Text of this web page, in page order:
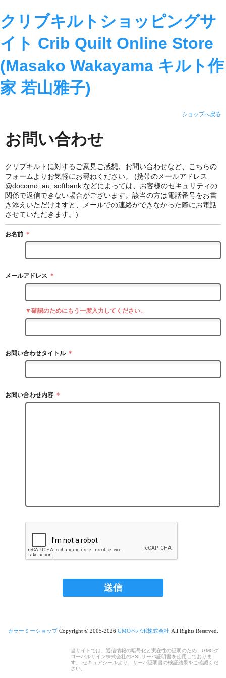
クリブキルトショッピングサ
イト Crib Quilt Online Store
(Masako Wakayama キルト作
家 若山雅子)
ショップへ戻る
お問い合わせ
クリブキルトに対するご意見ご感想、お問い合わせなど、こちらの
フォームよりお気軽にお尋ねください。 (携帯のメールアドレス
@docomo, au, softbank などによっては、お客様のセキュリティの
関係で返信できない場合がございます。該当の方は電話番号をお書
き添えいただけますと、メールでの連絡ができなかった際にお電話
させていただきます。)
お名前 ＊
メールアドレス ＊
▼確認のためにもう一度入力してください。
お問い合わせタイトル ＊
お問い合わせ内容 ＊
カラーミーショップCopyright © 2005-2026 GMOペパボ株式会社 All Rights Reserved.
当サイトでは、通信情報の暗号化と実在性の証明のため、GMOグ
ローバルサイン株式会社のSSLサーバ証明書を使用しておりま
す。 セキュアシールより、サーバ証明書の検証結果をご確認くだ
さい。